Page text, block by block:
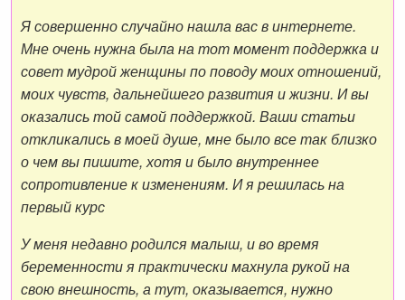
Я совершенно случайно нашла вас в интернете.
Мне очень нужна была на тот момент поддержка и
совет мудрой женщины по поводу моих отношений,
моих чувств, дальнейшего развития и жизни. И вы
оказались той самой поддержкой. Ваши статьи
откликались в моей душе, мне было все так близко
о чем вы пишите, хотя и было внутреннее
сопротивление к изменениям. И я решилась на
первый курс
У меня недавно родился малыш, и во время
беременности я практически махнула рукой на
свою внешность, а тут, оказывается, нужно